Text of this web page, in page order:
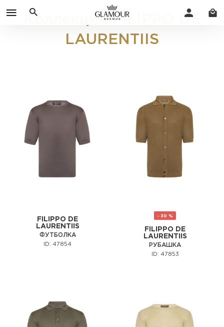
Коллекция FILIPPO DE
LAURENTIIS
FILIPPO DE
LAURENTIIS
ФУТБОЛКА
ID: 47854
- 30 %
FILIPPO DE
LAURENTIIS
РУБАШКА
ID: 47853